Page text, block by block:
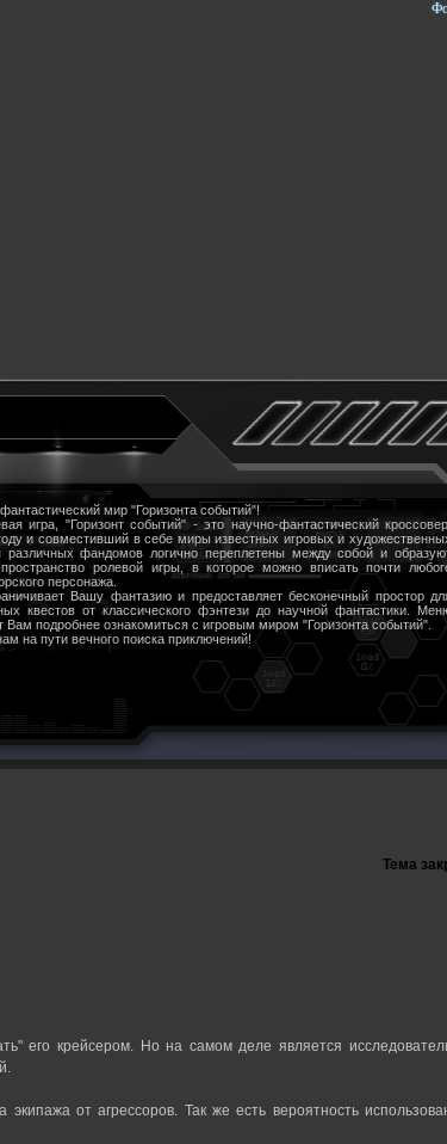
мир "Горизонта событий"!
игра, "Горизонт событий" - это научно-фантастический кроссовер,
и совместивший в себе миры известных игровых и
фандомов логично переплетены между собой и
ролевой игры, в которое можно вписать почти
персонажа.
Вашу фантазию и предоставляет бесконечный простор
квестов от классического фэнтези до научной фантастики.
Вам подробнее ознакомиться с игровым миром "Горизонта событий".
на пути вечного поиска приключений!
Тема
его крейсером. Но на самом деле является
от агрессоров. Так же есть вероятность